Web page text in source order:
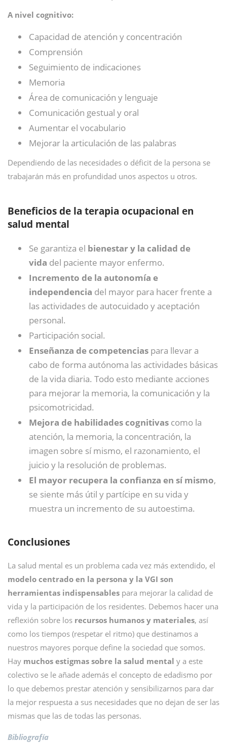
A nivel cognitivo:
Capacidad de atención y concentración
Comprensión
Seguimiento de indicaciones
Memoria
Área de comunicación y lenguaje
Comunicación gestual y oral
Aumentar el vocabulario
Mejorar la articulación de las palabras
Dependiendo de las necesidades o déficit de la persona se
trabajarán más en profundidad unos aspectos u otros.
Beneficios de la terapia ocupacional en
salud mental
Se garantiza el bienestar y la calidad de
vida del paciente mayor enfermo.
Incremento de la autonomía e
independencia del mayor para hacer frente a
las actividades de autocuidado y aceptación
personal.
Participación social.
Enseñanza de competencias para llevar a
cabo de forma autónoma las actividades básicas
de la vida diaria. Todo esto mediante acciones
para mejorar la memoria, la comunicación y la
psicomotricidad.
Mejora de habilidades cognitivas como la
atención, la memoria, la concentración, la
imagen sobre sí mismo, el razonamiento, el
juicio y la resolución de problemas.
El mayor recupera la confianza en sí mismo,
se siente más útil y partícipe en su vida y
muestra un incremento de su autoestima.
Conclusiones
La salud mental es un problema cada vez más extendido, el
modelo centrado en la persona y la VGI son
herramientas indispensables para mejorar la calidad de
vida y la participación de los residentes. Debemos hacer una
reflexión sobre los recursos humanos y materiales, así
como los tiempos (respetar el ritmo) que destinamos a
nuestros mayores porque define la sociedad que somos.
Hay muchos estigmas sobre la salud mental y a este
colectivo se le añade además el concepto de edadismo por
lo que debemos prestar atención y sensibilizarnos para dar
la mejor respuesta a sus necesidades que no dejan de ser las
mismas que las de todas las personas.
Bibliografía